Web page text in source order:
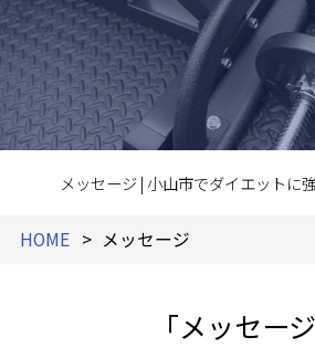
メッセージ | 小山市でダイエットに
HOME メッセージ
「メッセージ